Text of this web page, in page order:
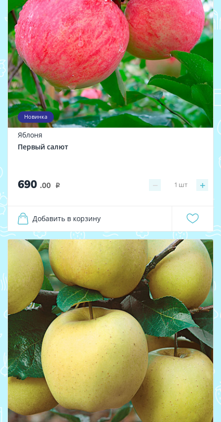
Новинка
Яблоня
Первый салют
690 .00 i − +
1 шт
Добавить в корзину